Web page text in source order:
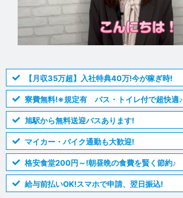
【月収35万超】入社特典40万!今が稼ぎ時!
寮費無料!※規定有 バス・トイレ付で超快適♪
旭駅から無料送迎バスあります!
マイカー・バイク通勤も大歓迎!
格安食堂200円～!朝昼晩の食費を賢く節約♪
給与前払いOK!スマホで申請、翌日振込!